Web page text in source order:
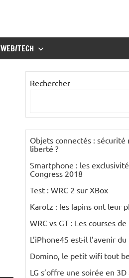
WEB/TECH
Rechercher
Objets connectés : sécurité
liberté ?
Smartphone : les
Congress 2018
Test : WRC 2 sur XBox
Karotz : les lapins ont leur
WRC vs GT : Les courses
L’iPhone4S est-il l’avenir du
Domino, le petit wifi tout
LG s’offre une soirée en 3D